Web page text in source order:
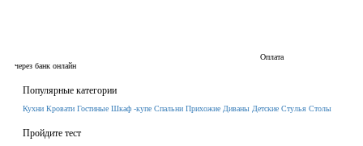
Оплата
через банк онлайн
Популярные категории
Кухни Кровати Гостиные Шкаф -купе Спальни Прихожие Диваны Детские Стулья Столы
Пройдите тест